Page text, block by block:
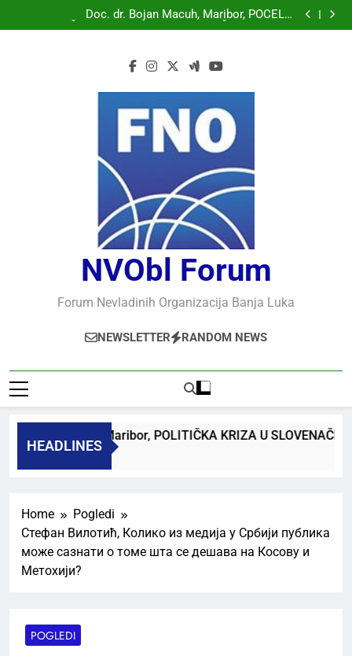
SLOVENAČKOM PARLAMENTU
Doc. dr. Bojan Macuh, Maribor, POČELO
OBILJEŽAVANJE 30 GODINA USPJEŠNOG RADA I
Prof.dr Vaso Bojanić, MOGU LI KOMPJUTERI POSTATI
Doc. dr. Bojan Macuh, Maribor, POLITIČKA KRIZA U
SLOVENAČKOM PARLAMENTU
Doc. dr. Bojan Macuh, Maribor, POČELO
RAZVOJA DEFENDOLOGIJE – POGLED IZ SLOVENIJE
AUTORITARNO LUDILO
NVObl Forum
Forum Nevladinih Organizacija Banja Luka
NEWSLETTER RANDOM NEWS
HEADLINES
Bojan Macuh, Maribor, POLITIČKA KRIZA U
Home
Pogledi
Стефан Вилотић, Колико из медија у Србији публика
може сазнати о томе шта се дешава на Косову и
Метохији?
POGLEDI